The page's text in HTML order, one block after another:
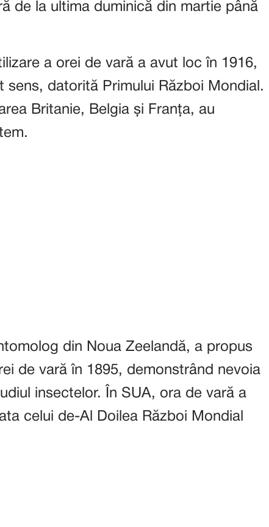
de la ultima duminică din martie până
a orei de vară a avut loc în 1916,
sens, datorită Primului Război Mondial.
Britanie, Belgia și Franța, au
din Noua Zeelandă, a propus
de vară în 1895, demonstrând nevoia
insectelor. În SUA, ora de vară a
celui de-Al Doilea Război Mondial